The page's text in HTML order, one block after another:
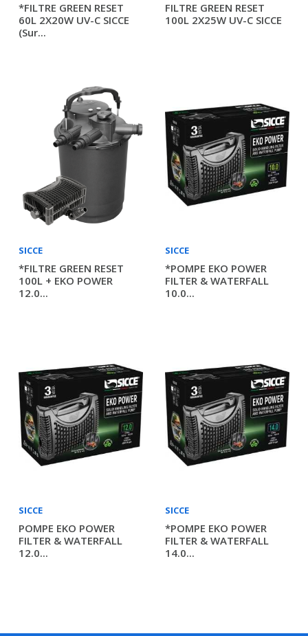
*FILTRE GREEN RESET
60L 2X20W UV-C SICCE
(sur...
FILTRE GREEN RESET
100L 2X25W UV-C SICCE
SICCE
*FILTRE GREEN RESET
100L + EKO POWER
12.0...
SICCE
*POMPE EKO POWER
FILTER & WATERFALL
10.0...
SICCE
POMPE EKO POWER
FILTER & WATERFALL
12.0...
SICCE
*POMPE EKO POWER
FILTER & WATERFALL
14.0...